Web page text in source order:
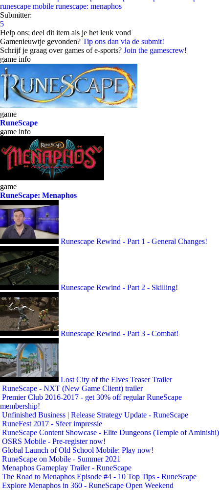
runescape mobile runescape: menaphos
Submitter:
5
Help ons; deel dit item als je het leuk vond
Gamenieuwtje gevonden? Tip ons dan via de submit!
Schrijf je graag over games of e-sports? Join the gamescrew!
game info
game
RuneScape
game info
game
RuneScape: Menaphos
Runescape Rewind - Part 1 - General Changes!
Runescape Rewind - Part 2 - Skilling!
Runescape Rewind - Part 3 - Combat!
Lost City of the Elves Teaser Trailer
RuneScape - NXT (New Game Client) trailer
Premier Club 2016-2017 - get 30% off regular RuneScape
membership!
Unfinished Business | Release Strategy Update - RuneScape
RuneFest 2017 - Sfeer impressie
RuneScape Content Showcase - Elite Dungeons (Temple of Aminishi)
OSRS Mobile - Pre-register now!
Global Launch of Old School Mobile: Play now!
RuneScape on Mobile - Summer 2021
Menaphos Gameplay Trailer - RuneScape
The Road to Menaphos Episode #4 - 10 Top Tips - RuneScape
Explore Menaphos in 360 - RuneScape Open Weekend